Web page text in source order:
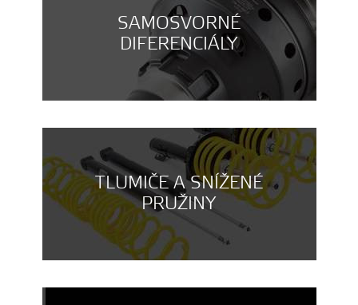
SAMOSVORNÉ
DIFERENCIÁLY
TLUMIČE A SNÍŽENÉ
PRUŽINY